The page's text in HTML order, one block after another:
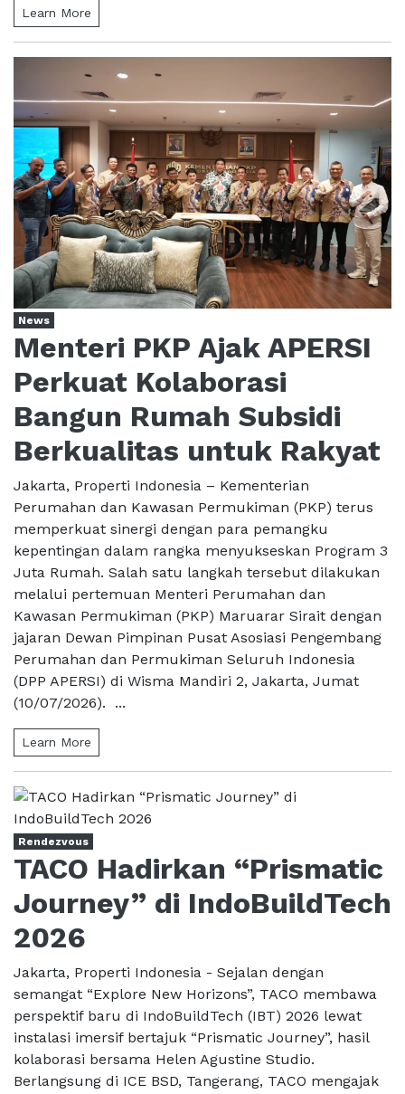
Learn More
News
Menteri PKP Ajak APERSI
Perkuat Kolaborasi
Bangun Rumah Subsidi
Berkualitas untuk Rakyat
Jakarta, Properti Indonesia – Kementerian
Perumahan dan Kawasan Permukiman (PKP) terus
memperkuat sinergi dengan para pemangku
kepentingan dalam rangka menyukseskan Program 3
Juta Rumah. Salah satu langkah tersebut dilakukan
melalui pertemuan Menteri Perumahan dan
Kawasan Permukiman (PKP) Maruarar Sirait dengan
jajaran Dewan Pimpinan Pusat Asosiasi Pengembang
Perumahan dan Permukiman Seluruh Indonesia
(DPP APERSI) di Wisma Mandiri 2, Jakarta, Jumat
(10/07/2026). ...
Learn More
Rendezvous
TACO Hadirkan “Prismatic
Journey” di IndoBuildTech
2026
Jakarta, Properti Indonesia - Sejalan dengan
semangat “Explore New Horizons”, TACO membawa
perspektif baru di IndoBuildTech (IBT) 2026 lewat
instalasi imersif bertajuk “Prismatic Journey”, hasil
kolaborasi bersama Helen Agustine Studio.
Berlangsung di ICE BSD, Tangerang, TACO mengajak